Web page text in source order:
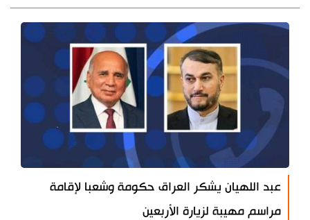
عبد اللهيان يشكر العراق حكومة وشعبا لإقامة
مراسم مهيبة لزيارة الأربعين